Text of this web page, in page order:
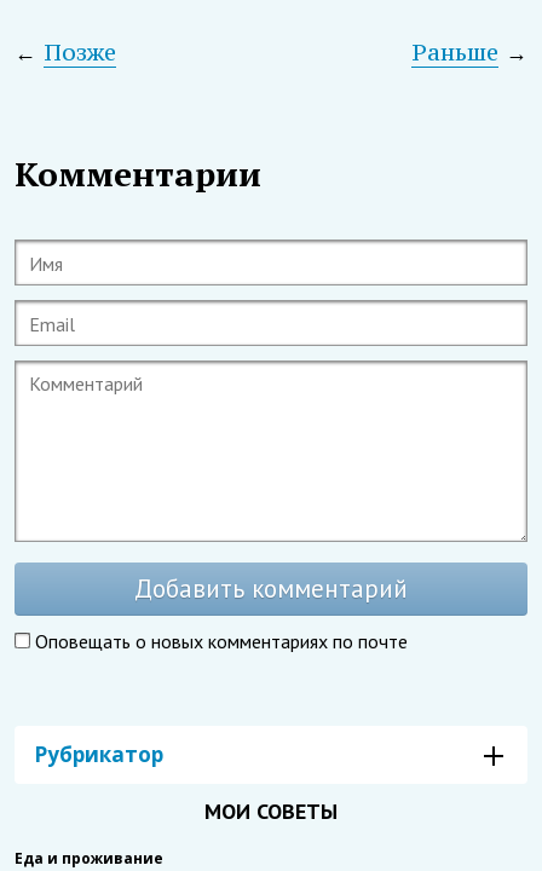
← Позже →
Раньше
Комментарии
Добавить комментарий
Оповещать о новых комментариях по почте
Рубрикатор
МОИ СОВЕТЫ
Еда и проживание